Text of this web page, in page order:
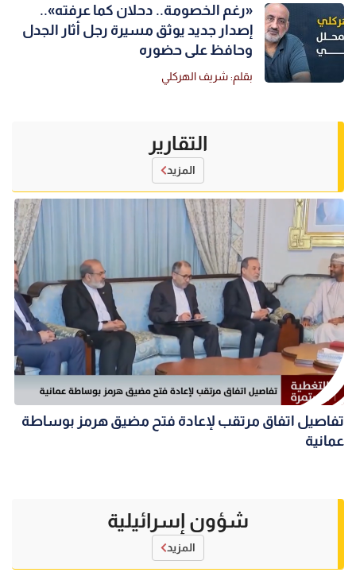
«رغم الخصومة.. دحلان كما عرفته»..
إصدار جديد يوثق مسيرة رجل أثار الجدل
وحافظ على حضوره
بقلم: شريف الهركلي
التقارير
المزيد
تفاصيل اتفاق مرتقب لإعادة فتح مضيق هرمز بوساطة
عمانية
شؤون إسرائيلية
المزيد